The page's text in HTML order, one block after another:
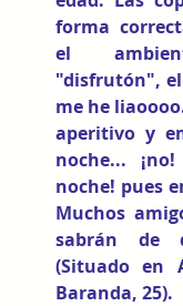
forma
el
"disfrutón",
me he
aperitivo y
noche...
noche! pues
Muchos
sabrán de
(Situado en
Baranda, 25).